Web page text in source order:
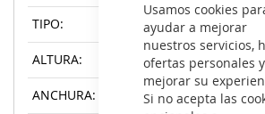
Usamos cookies
ayudar a mejorar
nuestros servicios,
ofertas personales y
mejorar su
Si no acepta las
TIPO:
ALTURA:
ANCHURA: